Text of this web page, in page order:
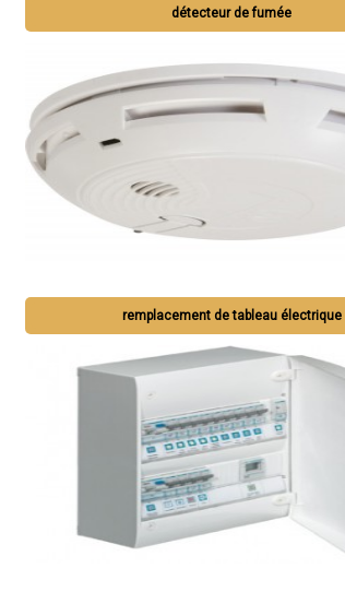
détecteur de fumée
remplacement de tableau électrique